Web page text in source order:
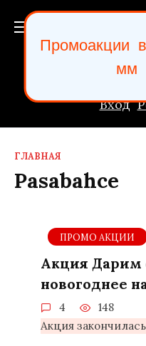
Перейти
содержанию
Вход
ГЛАВНАЯ
Pasabahce
ПРОМО АКЦИИ
Акция Дарим
новогоднее
4
148
Акция
Промоакции в
мм